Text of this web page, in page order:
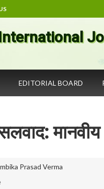
EDITORIAL BOARD
Prasad Verma